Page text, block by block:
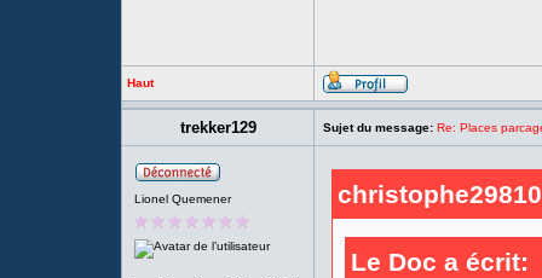
Haut
trekker129 Sujet du message: Re: Places
Lionel Quemener
Le Doc a écrit: